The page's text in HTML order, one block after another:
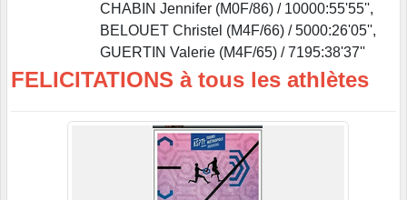
CHABIN Jennifer (M0F/86) / 10000:55'55'',
BELOUET Christel (M4F/66) / 5000:26'05'',
GUERTIN Valerie (M4F/65) / 7195:38'37''
FELICITATIONS à tous les athlètes